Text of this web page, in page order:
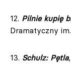
12. Pilnie kupię
Dramatyczny
13. Schulz: Pętla